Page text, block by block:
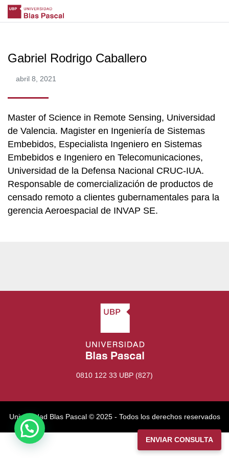
Gabriel Rodrigo Caballero
abril 8, 2021
Master of Science in Remote Sensing, Universidad
de Valencia. Magister en Ingeniería de Sistemas
Embebidos, Especialista Ingeniero en Sistemas
Embebidos e Ingeniero en Telecomunicaciones,
Universidad de la Defensa Nacional CRUC-IUA.
Responsable de comercialización de productos de
censado remoto a clientes gubernamentales para la
gerencia Aeroespacial de INVAP SE.
0810 122 33 UBP (827)
Universidad Blas Pascal ©️ 2025 - Todos los derechos reservados
ENVIAR CONSULTA